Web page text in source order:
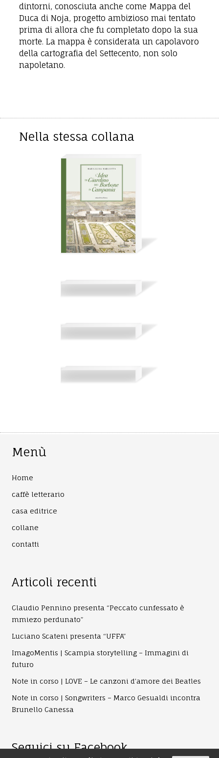
dintorni, conosciuta anche come Mappa del
Duca di Noja, progetto ambizioso mai tentato
prima di allora che fu completato dopo la sua
morte. La mappa è considerata un capolavoro
della cartografia del Settecento, non solo
napoletano.
Nella stessa collana
Menù
Home
caffè letterario
casa editrice
collane
contatti
Articoli recenti
Claudio Pennino presenta “Peccato cunfessato è
mmiezo perdunato”
Luciano Scateni presenta “UFFA”
ImagoMentis | Scampia storytelling – Immagini di
futuro
Note in corso | LOVE – Le canzoni d’amore dei Beatles
Note in corso | Songwriters – Marco Gesualdi incontra
Brunello Canessa
Seguici su Facebook